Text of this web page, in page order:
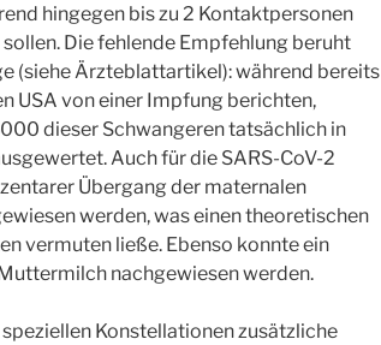
hingegen bis zu 2 Kontaktpersonen
Die fehlende Empfehlung beruht
(siehe Ärzteblattartikel): während bereits
USA von einer Impfung berichten,
dieser Schwangeren tatsächlich in
Auch für die SARS-CoV-2
Übergang der maternalen
werden, was einen theoretischen
vermuten ließe. Ebenso konnte ein
nachgewiesen werden.
Konstellationen zusätzliche